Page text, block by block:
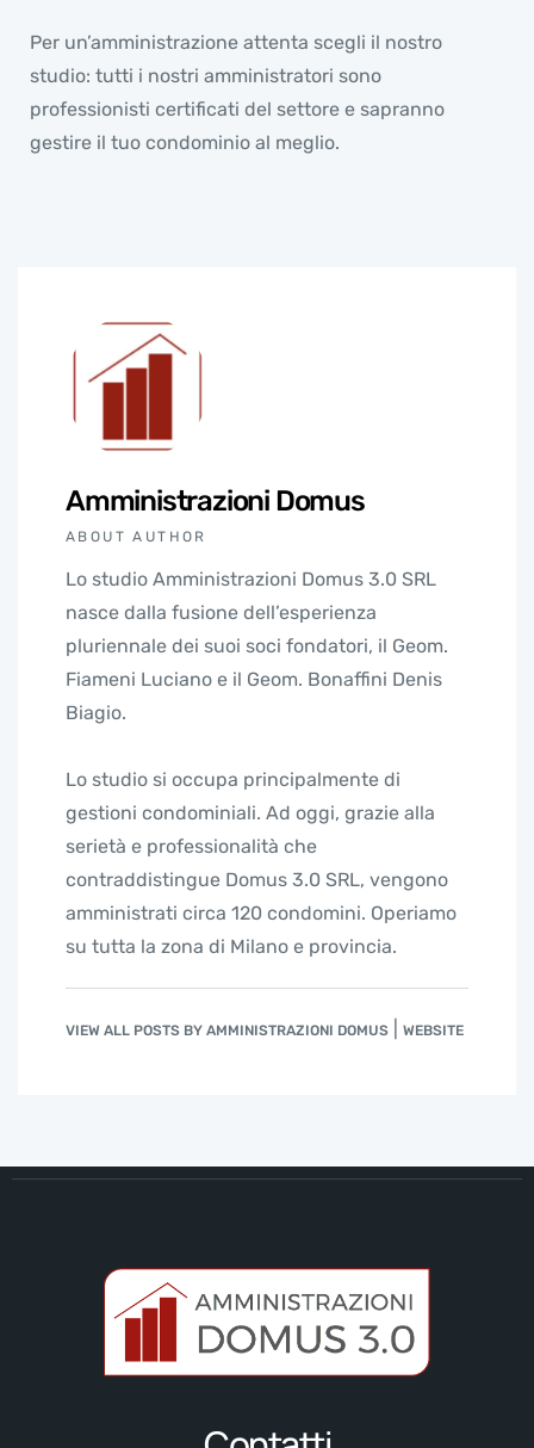
Per un’amministrazione attenta scegli il nostro
studio: tutti i nostri amministratori sono
professionisti certificati del settore e sapranno
gestire il tuo condominio al meglio.
Amministrazioni Domus
ABOUT AUTHOR
Lo studio Amministrazioni Domus 3.0 SRL
nasce dalla fusione dell’esperienza
pluriennale dei suoi soci fondatori, il Geom.
Fiameni Luciano e il Geom. Bonaffini Denis
Biagio.
Lo studio si occupa principalmente di
gestioni condominiali. Ad oggi, grazie alla
serietà e professionalità che
contraddistingue Domus 3.0 SRL, vengono
amministrati circa 120 condomini. Operiamo
su tutta la zona di Milano e provincia.
VIEW ALL POSTS BY AMMINISTRAZIONI DOMUS WEBSITE